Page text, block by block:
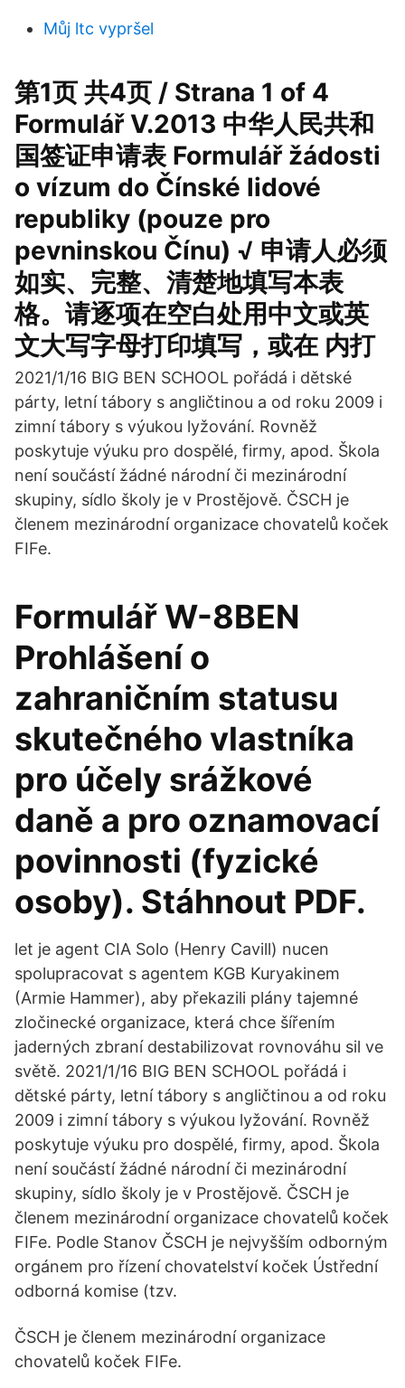
Můj ltc vypršel
第1页 共4页 / Strana 1 of 4
Formulář V.2013 中华人民共和
国签证申请表 Formulář žádosti
o vízum do Čínské lidové
republiky (pouze pro
pevninskou Čínu) √ 申请人必须
如实、完整、清楚地填写本表
格。请逐项在空白处用中文或英
文大写字母打印填写，或在 内打
2021/1/16 BIG BEN SCHOOL pořádá i dětské
párty, letní tábory s angličtinou a od roku 2009 i
zimní tábory s výukou lyžování. Rovněž
poskytuje výuku pro dospělé, firmy, apod. Škola
není součástí žádné národní či mezinárodní
skupiny, sídlo školy je v Prostějově. ČSCH je
členem mezinárodní organizace chovatelů koček
FIFe.
Formulář W-8BEN
Prohlášení o
zahraničním statusu
skutečného vlastníka
pro účely srážkové
daně a pro oznamovací
povinnosti (fyzické
osoby). Stáhnout PDF.
let je agent CIA Solo (Henry Cavill) nucen
spolupracovat s agentem KGB Kuryakinem
(Armie Hammer), aby překazili plány tajemné
zločinecké organizace, která chce šířením
jaderných zbraní destabilizovat rovnováhu sil ve
světě. 2021/1/16 BIG BEN SCHOOL pořádá i
dětské párty, letní tábory s angličtinou a od roku
2009 i zimní tábory s výukou lyžování. Rovněž
poskytuje výuku pro dospělé, firmy, apod. Škola
není součástí žádné národní či mezinárodní
skupiny, sídlo školy je v Prostějově. ČSCH je
členem mezinárodní organizace chovatelů koček
FIFe. Podle Stanov ČSCH je nejvyšším odborným
orgánem pro řízení chovatelství koček Ústřední
odborná komise (tzv.
ČSCH je členem mezinárodní organizace
chovatelů koček FIFe.